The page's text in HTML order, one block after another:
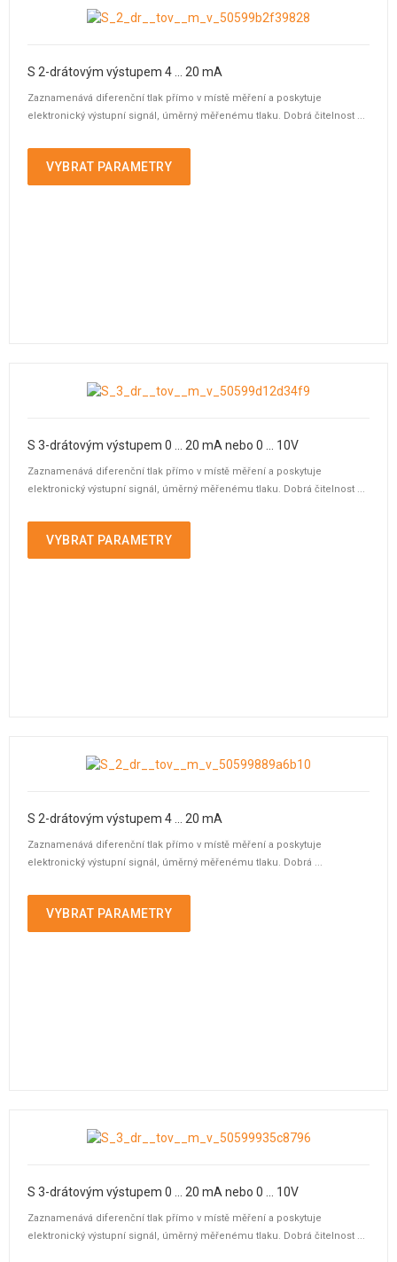
S 2-drátovým výstupem 4 ... 20 mA
Zaznamenává diferenční tlak přímo v místě měření a poskytuje
elektronický výstupní signál, úměrný měřenému tlaku. Dobrá čitelnost ...
VYBRAT PARAMETRY
S 3-drátovým výstupem 0 ... 20 mA nebo 0 ... 10V
Zaznamenává diferenční tlak přímo v místě měření a poskytuje
elektronický výstupní signál, úměrný měřenému tlaku. Dobrá čitelnost ...
VYBRAT PARAMETRY
S 2-drátovým výstupem 4 ... 20 mA
Zaznamenává diferenční tlak přímo v místě měření a poskytuje
elektronický výstupní signál, úměrný měřenému tlaku. Dobrá ...
VYBRAT PARAMETRY
S 3-drátovým výstupem 0 ... 20 mA nebo 0 ... 10V
Zaznamenává diferenční tlak přímo v místě měření a poskytuje
elektronický výstupní signál, úměrný měřenému tlaku. Dobrá čitelnost ...